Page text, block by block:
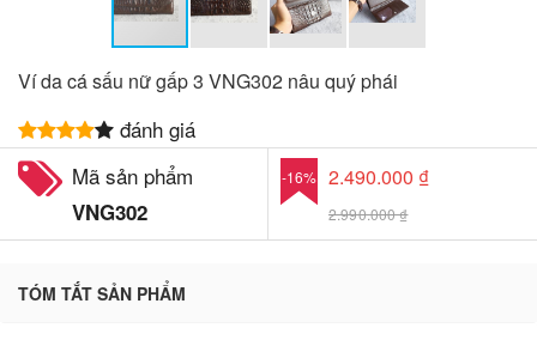
Ví da cá sấu nữ gấp 3 VNG302 nâu quý phái
đánh giá
Mã sản phẩm
VNG302
-16% 2.490.000 ₫
2.990.000 ₫
TÓM TẮT SẢN PHẨM